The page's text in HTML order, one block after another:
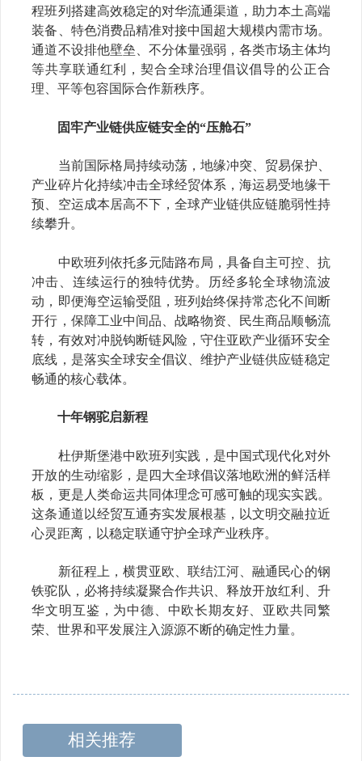
程班列搭建高效稳定的对华流通渠道，助力本土高端
装备、特色消费品精准对接中国超大规模内需市场。
通道不设排他壁垒、不分体量强弱，各类市场主体均
等共享联通红利，契合全球治理倡议倡导的公正合
理、平等包容国际合作新秩序。
固牢产业链供应链安全的“压舱石”
当前国际格局持续动荡，地缘冲突、贸易保护、
产业碎片化持续冲击全球经贸体系，海运易受地缘干
预、空运成本居高不下，全球产业链供应链脆弱性持
续攀升。
中欧班列依托多元陆路布局，具备自主可控、抗
冲击、连续运行的独特优势。历经多轮全球物流波
动，即便海空运输受阻，班列始终保持常态化不间断
开行，保障工业中间品、战略物资、民生商品顺畅流
转，有效对冲脱钩断链风险，守住亚欧产业循环安全
底线，是落实全球安全倡议、维护产业链供应链稳定
畅通的核心载体。
十年钢驼启新程
杜伊斯堡港中欧班列实践，是中国式现代化对外
开放的生动缩影，是四大全球倡议落地欧洲的鲜活样
板，更是人类命运共同体理念可感可触的现实实践。
这条通道以经贸互通夯实发展根基，以文明交融拉近
心灵距离，以稳定联通守护全球产业秩序。
新征程上，横贯亚欧、联结江河、融通民心的钢
铁驼队，必将持续凝聚合作共识、释放开放红利、升
华文明互鉴，为中德、中欧长期友好、亚欧共同繁
荣、世界和平发展注入源源不断的确定性力量。
相关推荐